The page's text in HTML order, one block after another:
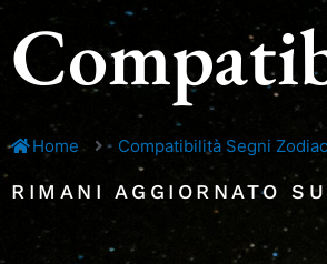
Home Compatibilità Segni
RIMANI AGGIORNATO